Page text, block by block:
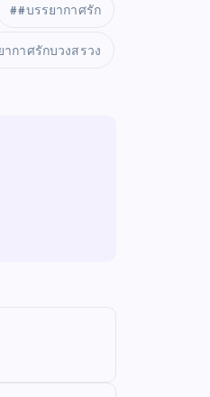
#บรรยากาศรัก
ากาศรักบวงสรวง